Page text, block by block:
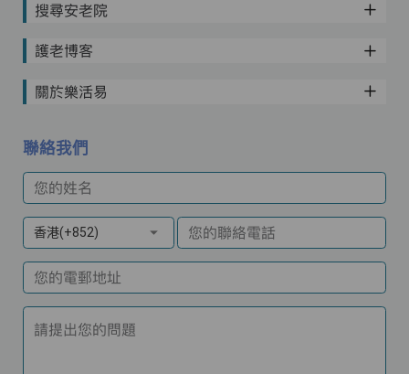
搜尋安老院
護老博客
關於樂活易
聯絡我們
您的姓名
香港(+852) 您的聯絡電話
您的電郵地址
請提出您的問題